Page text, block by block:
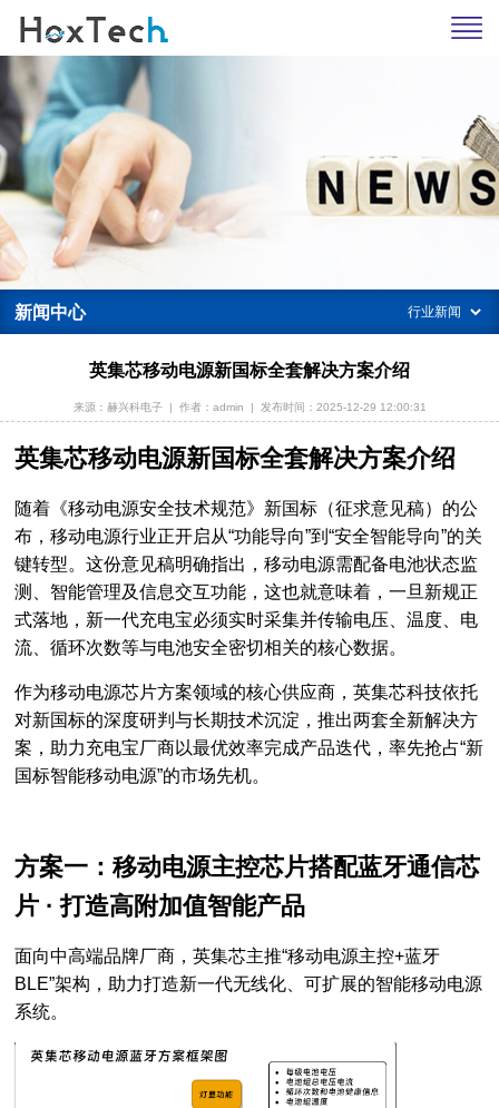
新闻中心
英集芯移动电源新国标全套解决方案介绍
来源：赫兴科电子 | 作者：admin | 发布时间：2025-12-29 12:00:31
英集芯移动电源新国标全套解决方案介绍
随着《移动电源安全技术规范》新国标（征求意见稿）的公
布，移动电源行业正开启从“功能导向”到“安全智能导向”的关
键转型。这份意见稿明确指出，移动电源需配备电池状态监
测、智能管理及信息交互功能，这也就意味着，一旦新规正
式落地，新一代充电宝必须实时采集并传输电压、温度、电
流、循环次数等与电池安全密切相关的核心数据。
作为移动电源芯片方案领域的核心供应商，英集芯科技依托
对新国标的深度研判与长期技术沉淀，推出两套全新解决方
案，助力充电宝厂商以最优效率完成产品迭代，率先抢占“新
国标智能移动电源”的市场先机。
方案一：移动电源主控芯片搭配蓝牙通信芯
片 · 打造高附加值智能产品
面向中高端品牌厂商，英集芯主推“移动电源主控+蓝牙
BLE”架构，助力打造新一代无线化、可扩展的智能移动电源
系统。